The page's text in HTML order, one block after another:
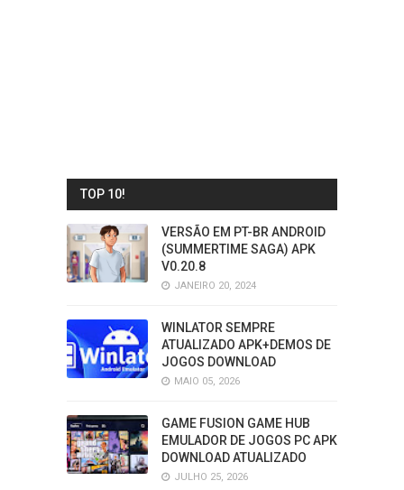
TOP 10!
VERSÃO EM PT-BR ANDROID
(SUMMERTIME SAGA) APK
V0.20.8
JANEIRO 20, 2024
WINLATOR SEMPRE
ATUALIZADO APK+DEMOS DE
JOGOS DOWNLOAD
MAIO 05, 2026
GAME FUSION GAME HUB
EMULADOR DE JOGOS PC APK
DOWNLOAD ATUALIZADO
JULHO 25, 2026